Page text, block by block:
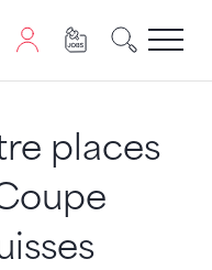
JavaScript benötigt.
places